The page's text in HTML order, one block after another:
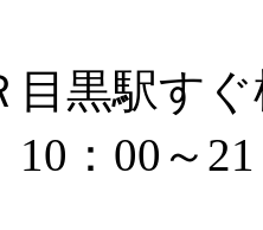
目黒駅す
：00～